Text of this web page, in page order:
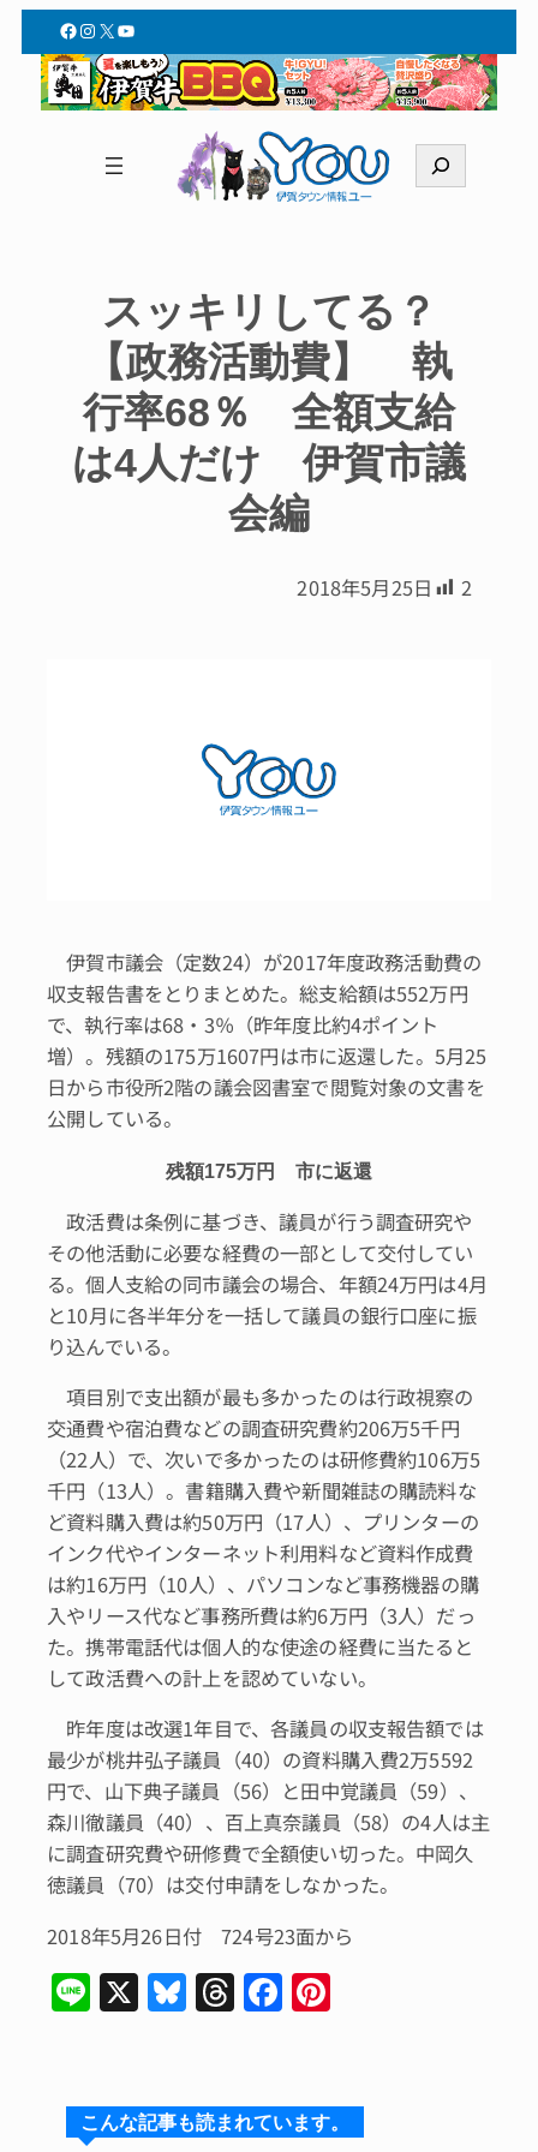
Facebook
Instagram
X YouTube
索
スッキリしてる？
【政務活動費】 執
行率68％ 全額支給
は4人だけ 伊賀市議
会編
2018年5月25日 2
伊賀市議会（定数24）が2017年度政務活動費の
収支報告書をとりまとめた。総支給額は552万円
で、執行率は68・3％（昨年度比約4ポイント
増）。残額の175万1607円は市に返還した。5月25
日から市役所2階の議会図書室で閲覧対象の文書を
公開している。
残額175万円 市に返還
政活費は条例に基づき、議員が行う調査研究や
その他活動に必要な経費の一部として交付してい
る。個人支給の同市議会の場合、年額24万円は4月
と10月に各半年分を一括して議員の銀行口座に振
り込んでいる。
項目別で支出額が最も多かったのは行政視察の
交通費や宿泊費などの調査研究費約206万5千円
（22人）で、次いで多かったのは研修費約106万5
千円（13人）。書籍購入費や新聞雑誌の購読料な
ど資料購入費は約50万円（17人）、プリンターの
インク代やインターネット利用料など資料作成費
は約16万円（10人）、パソコンなど事務機器の購
入やリース代など事務所費は約6万円（3人）だっ
た。携帯電話代は個人的な使途の経費に当たると
して政活費への計上を認めていない。
昨年度は改選1年目で、各議員の収支報告額では
最少が桃井弘子議員（40）の資料購入費2万5592
円で、山下典子議員（56）と田中覚議員（59）、
森川徹議員（40）、百上真奈議員（58）の4人は主
に調査研究費や研修費で全額使い切った。中岡久
徳議員（70）は交付申請をしなかった。
2018年5月26日付 724号23面から
Li
n
X Bl
u
s
T
hr
a
F
a
e re
こんな記事も読まれています。